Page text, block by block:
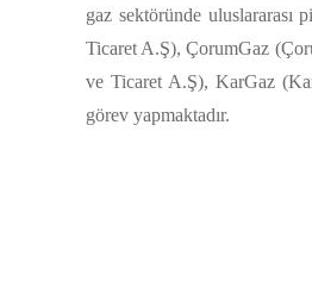
gaz sektöründe
Ticaret A.Ş), ÇorumGaz
ve Ticaret A.Ş), KarGaz
görev yapmaktadır.